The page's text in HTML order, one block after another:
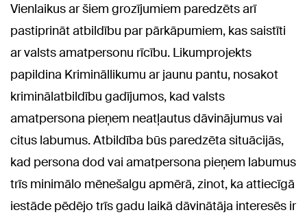
Vienlaikus ar šiem grozījumiem paredzēts arī
pastiprināt atbildību par pārkāpumiem, kas saistīti
ar valsts amatpersonu rīcību. Likumprojekts
papildina Krimināllikumu ar jaunu pantu, nosakot
kriminālatbildību gadījumos, kad valsts
amatpersona pieņem neatļautus dāvinājumus vai
citus labumus. Atbildība būs paredzēta situācijās,
kad persona dod vai amatpersona pieņem labumus
trīs minimālo mēnešalgu apmērā, zinot, ka attiecīgā
iestāde pēdējo trīs gadu laikā dāvinātāja interesēs ir